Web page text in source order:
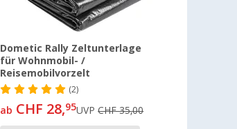
Dometic Rally Zeltunterlage
für Wohnmobil- /
Reisemobilvorzelt
(2)
ab CHF 28,95UVPCHF 35,00